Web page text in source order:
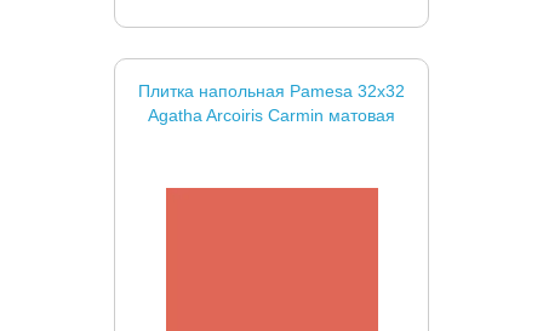
Плитка напольная Pamesa 32x32
Agatha Arcoiris Carmin матовая